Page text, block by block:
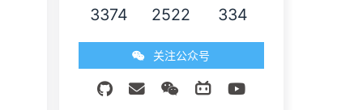
3374 2522 334
关注公众号